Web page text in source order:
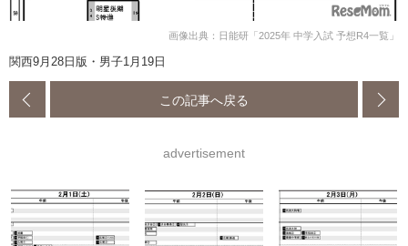
画像出典：日能研「2025年 中学入試 予想R4一覧」
関西9月28日版・男子1月19日
この記事へ戻る
advertisement